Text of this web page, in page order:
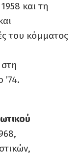
και τη
του κόμματος
’74.